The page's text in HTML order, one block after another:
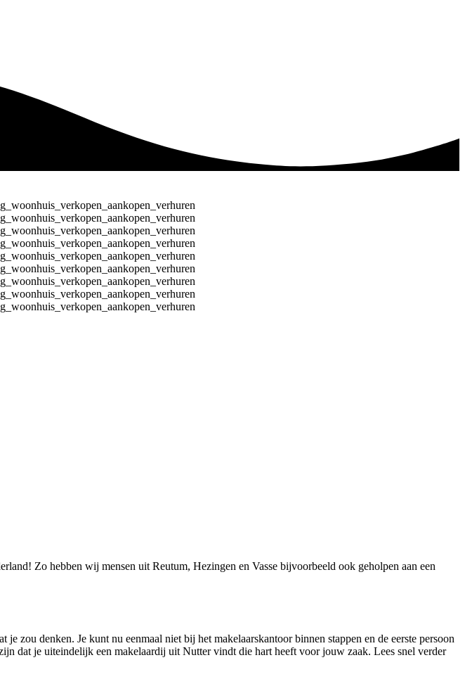
Zo hebben wij mensen uit Reutum, Hezingen en Vasse bijvoorbeeld ook geholpen aan een
zou denken. Je kunt nu eenmaal niet bij het makelaarskantoor binnen stappen en de eerste persoon
dat je uiteindelijk een makelaardij uit Nutter vindt die hart heeft voor jouw zaak. Lees snel verder